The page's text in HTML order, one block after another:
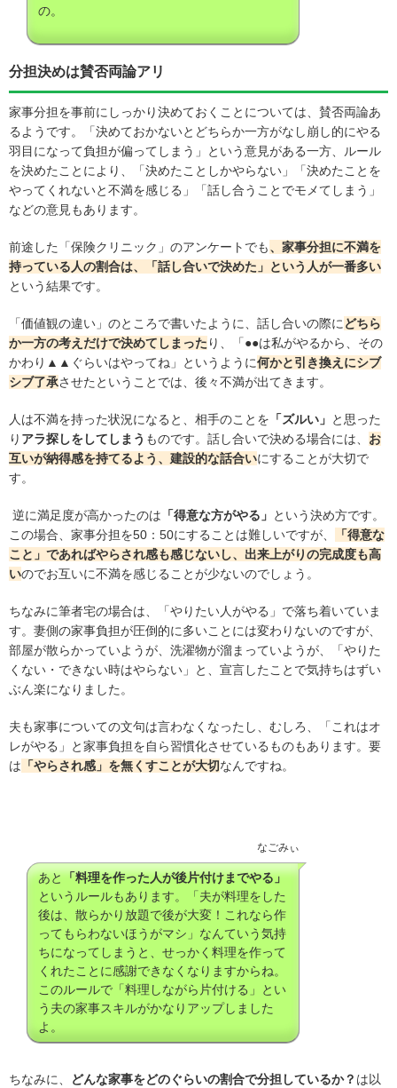
の。
分担決めは賛否両論アリ
家事分担を事前にしっかり決めておくことについては、賛否両論あ
るようです。「決めておかないとどちらか一方がなし崩し的にやる
羽目になって負担が偏ってしまう」という意見がある一方、ルール
を決めたことにより、「決めたことしかやらない」「決めたことを
やってくれないと不満を感じる」「話し合うことでモメてしまう」
などの意見もあります。
前途した「保険クリニック」のアンケートでも、家事分担に不満を
持っている人の割合は、「話し合いで決めた」という人が一番多い
という結果です。
「価値観の違い」のところで書いたように、話し合いの際に どちら
か一方の考えだけで決めてしまった り、「●●は私がやるから、その
かわり▲▲ぐらいはやってね」というように何かと引き換えにシブ
シブ了承させたということでは、後々不満が出てきます。
人は不満を持った状況になると、相手のことを 「ズルい」 と思った
り アラ探しをしてしまう ものです。話し合いで決める場合には、 お
互いが納得感を持てるよう、建設的な話合いにすることが大切で
す。
逆に満足度が高かったのは 「得意な方がやる」 という決め方です。
この場合、家事分担を50 ： 50にすることは難しいですが、
「得意な
こと」であればやらされ感も感じないし、出来上がりの完成度も高
いのでお互いに不満を感じることが少ないのでしょう。
ちなみに筆者宅の場合は、「やりたい人がやる」で落ち着いていま
す。妻側の家事負担が圧倒的に多いことには変わりないのですが、
部屋が散らかっていようが、洗濯物が溜まっていようが、「やりた
くない・できない時はやらない」と、宣言したことで気持ちはずい
ぶん楽になりました。
夫も家事についての文句は言わなくなったし、むしろ、「これはオ
レがやる」と家事負担を自ら習慣化させているものもあります。要
は 「やらされ感」を無くすことが大切なんですね。
なごみぃ
あと「料理を作った人が後片付けまでやる」
というルールもあります。「夫が料理をした
後は、散らかり放題で後が大変！これなら作
ってもらわないほうがマシ」なんていう気持
ちになってしまうと、せっかく料理を作って
くれたことに感謝できなくなりますからね。
このルールで「料理しながら片付ける」とい
う夫の家事スキルがかなりアップしました
よ。
ちなみに、 どんな家事をどのぐらいの割合で分担しているか？ は以